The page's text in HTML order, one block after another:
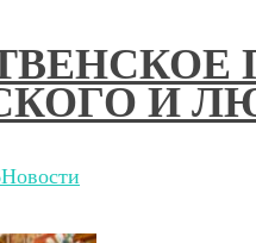
И
Новости